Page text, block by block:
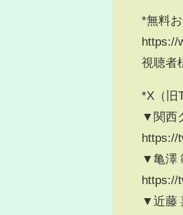
*無料
https://
視聴者
*X（旧
▼関西
https://
▼亀澤
https://
▼近藤